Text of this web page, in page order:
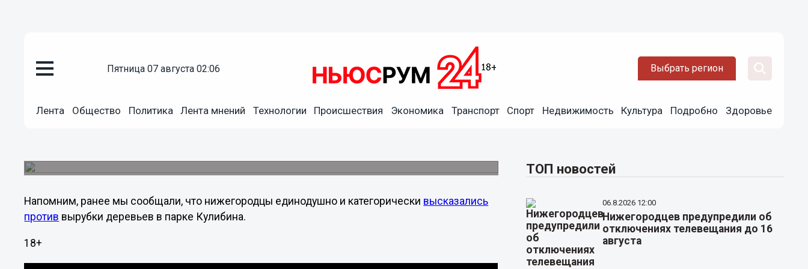
пятница 07 августа 02:06 Выбрать регион
Лента Общество Политика Лента мнений Технологии Происшествия Экономика Транспорт Спорт Недвижимость Культура Подробно Здоровье
Ситуация по экологии в парке Кулибина – одна из лучших, –
Напомним, ранее мы сообщали, что нижегородцы единодушно и категорически высказались
против вырубки деревьев в парке Кулибина.
18+
ТОП новостей
06.8.2026 12:00
Нижегородцев предупредили об
отключениях телевещания до 16
августа